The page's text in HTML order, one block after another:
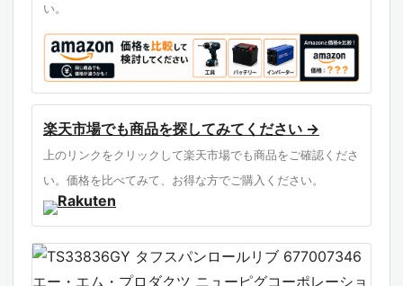
い。
楽天市場でも商品を探してみてください →
上のリンクをクリックして楽天市場でも商品をご確認くださ
い。価格を比べてみて、お得な方でご購入ください。